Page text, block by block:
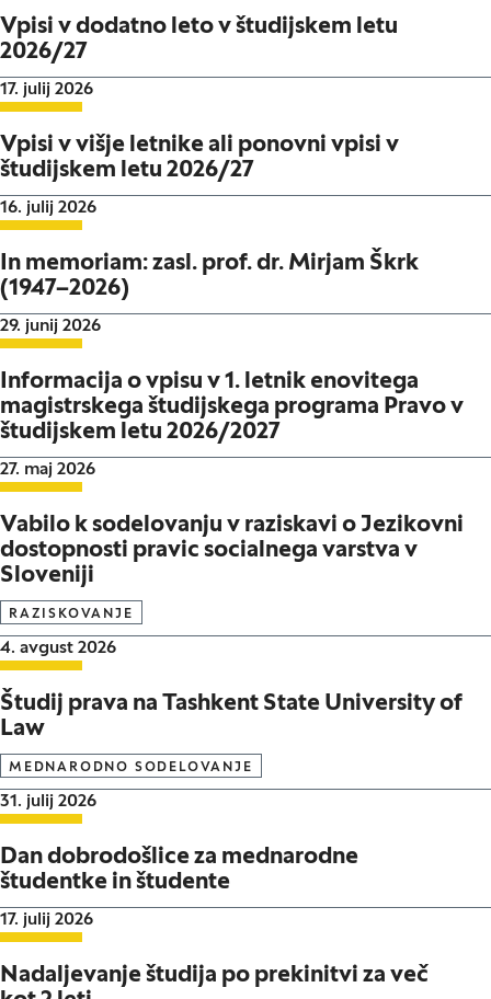
Vpisi v dodatno leto v študijskem letu
2026/27
Datum objave:
17. julij 2026
Vpisi v višje letnike ali ponovni vpisi v
študijskem letu 2026/27
Datum objave:
16. julij 2026
In memoriam: zasl. prof. dr. Mirjam Škrk
(1947–2026)
Datum objave:
29. junij 2026
Informacija o vpisu v 1. letnik enovitega
magistrskega študijskega programa Pravo v
študijskem letu 2026/2027
Datum objave:
27. maj 2026
Vabilo k sodelovanju v raziskavi o Jezikovni
dostopnosti pravic socialnega varstva v
Sloveniji
RAZISKOVANJE
Datum objave:
4. avgust 2026
Študij prava na Tashkent State University of
Law
MEDNARODNO SODELOVANJE
Datum objave:
31. julij 2026
Dan dobrodošlice za mednarodne
študentke in študente
Datum objave:
17. julij 2026
Nadaljevanje študija po prekinitvi za več